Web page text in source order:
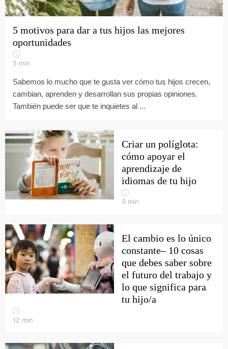
5 motivos para dar a tus hijos las mejores
oportunidades
5 min
Sabemos lo mucho que te gusta ver cómo tus hijos crecen,
cambian, aprenden y desarrollan sus propias opiniones.
También puede ser que te inquietes al ...
Criar un políglota:
cómo apoyar el
aprendizaje de
idiomas de tu hijo
5 min
El cambio es lo único
constante– 10 cosas
que debes saber sobre
el futuro del trabajo y
lo que significa para
tu hijo/a
12 min